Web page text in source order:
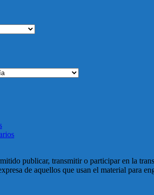
publicar, transmitir o participar en la
de aquellos que usan el material para